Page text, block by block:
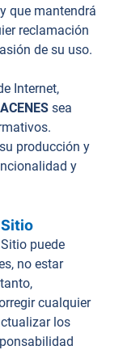
que mantendrá
reclamación
de su uso.
Internet,
sea
producción y
y
puede
no estar
cualquier
los